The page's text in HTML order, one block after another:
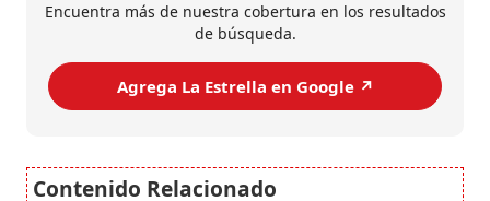
Encuentra más de nuestra cobertura en los resultados
de búsqueda.
Agrega La Estrella en Google ↗️